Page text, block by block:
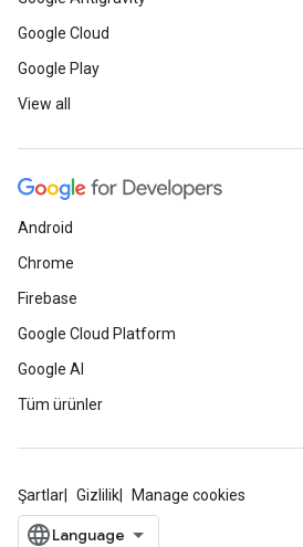
Google Cloud
Google Play
View all
Android
Chrome
Firebase
Google Cloud Platform
Google AI
Tüm ürünler
Şartlar Gizlilik Manage cookies